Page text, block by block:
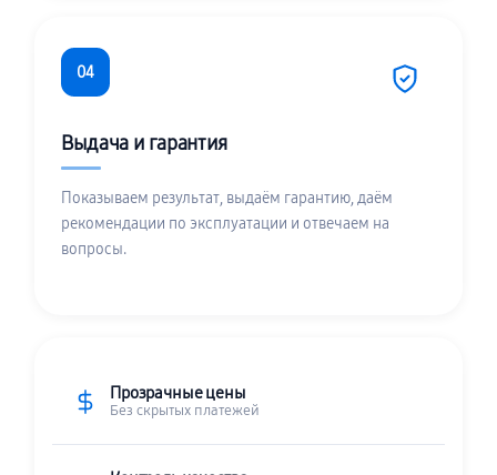
04
Выдача и гарантия
Показываем результат, выдаём гарантию, даём
рекомендации по эксплуатации и отвечаем на
вопросы.
Прозрачные цены
Без скрытых платежей